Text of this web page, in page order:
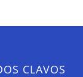
CLAVOS